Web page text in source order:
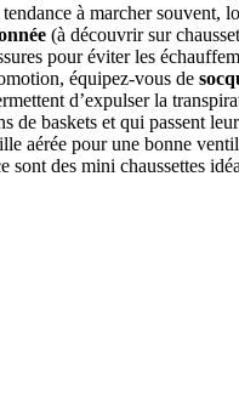
à marcher souvent,
(à découvrir sur
pour éviter les
équipez-vous de
d’expulser la
de baskets et qui passent
aérée pour une bonne
sont des mini chaussettes